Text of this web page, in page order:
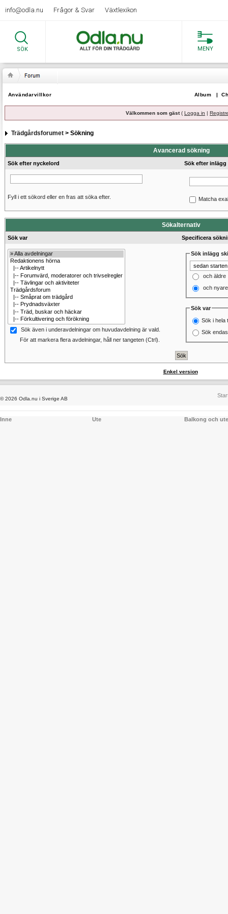
info@odla.nu Frågor & Svar Växtlexikon
SÖK MENY
Användarvillkor Album |
Välkommen som gäst( Logga in |
Trädgårdsforumet> Sökning
Avancerad sökning
Sök efter nyckelord Sök efter inlägg
Fyll i ett sökord eller en fras att söka efter. Matcha
Sökalternativ
Sök var Specificera
Sök även i underavdelningar om huvudavdelning är vald.
För att markera flera avdelningar, håll ner tangeten (Ctrl).
Sök inlägg
och äldre
och nyare
Sök var
Sök i hela
Sök
Enkel version
© 2026 Odla.nu i Sverige AB
Inne Ute Balkong och